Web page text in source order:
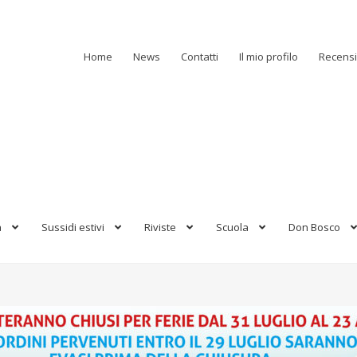
Home News Contatti Il mio profilo
Sussidi estivi Riviste Scuola Don Bosco